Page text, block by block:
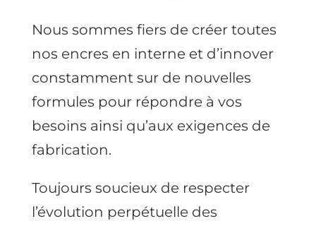
Nous sommes fiers de créer toutes
nos encres en interne et d’innover
constamment sur de nouvelles
formules pour répondre à vos
besoins ainsi qu’aux exigences de
fabrication.
Toujours soucieux de respecter
l’évolution perpétuelle des